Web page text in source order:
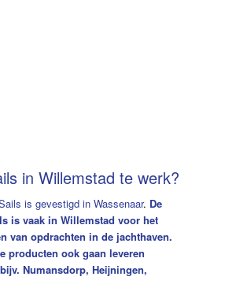
in Willemstad te werk?
is gevestigd in Wassenaar. De
is vaak in Willemstad voor het
van opdrachten in de jachthaven.
producten ook gaan leveren
Numansdorp, Heijningen,